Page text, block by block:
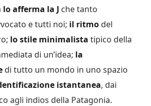
lo afferma la J che tanto
e tutti noi; il ritmo del
lostile minimalista tipico della
di un’idea; la
di tutto un mondo in uno spazio
istantanea, dai
agli indios della Patagonia.